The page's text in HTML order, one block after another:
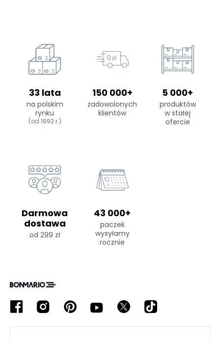
33 lata
na polskim
rynku
(od 1992 r.)
150 000+
zadowolonych
klientów
5 000+
produktów
w stałej
ofercie
Darmowa
dostawa
od 299 zł
43 000+
paczek
wysyłamy
rocznie